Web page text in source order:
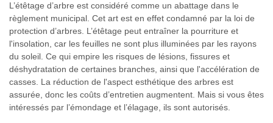
L’étêtage d’arbre est considéré comme un abattage dans le
règlement municipal. Cet art est en effet condamné par la loi de
protection d’arbres. L’étêtage peut entraîner la pourriture et
l'insolation, car les feuilles ne sont plus illuminées par les rayons
du soleil. Ce qui empire les risques de lésions, fissures et
déshydratation de certaines branches, ainsi que l'accélération de
casses. La réduction de l'aspect esthétique des arbres est
assurée, donc les coûts d’entretien augmentent. Mais si vous êtes
intéressés par l’émondage et l’élagage, ils sont autorisés.